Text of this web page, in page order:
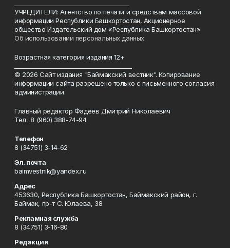
УЧРЕДИТЕЛИ: Агентство по печати и средствам массовой
информации Республики Башкортостан, Акционерное
общество Издательский дом «Республика Башкортостан»
Об использовании персональных данных
Возрастная категория издания 12+
© 2026 Сайт издания "Баймакский вестник". Копирование
информации сайта разрешено только с письменного согласия
администрации.
Главный редактор Фадеев Дмитрий Николаевич
Тел.: 8 (960) 388-74-94
Телефон
8 (34751) 3-14-62
Эл. почта
baimvestnik@yandex.ru
Адрес
453630, Республика Башкортостан, Баймакский район, г.
Баймак, пр-т С. Юлаева, 38
Рекламная служба
8 (34751) 3-16-80
Редакция